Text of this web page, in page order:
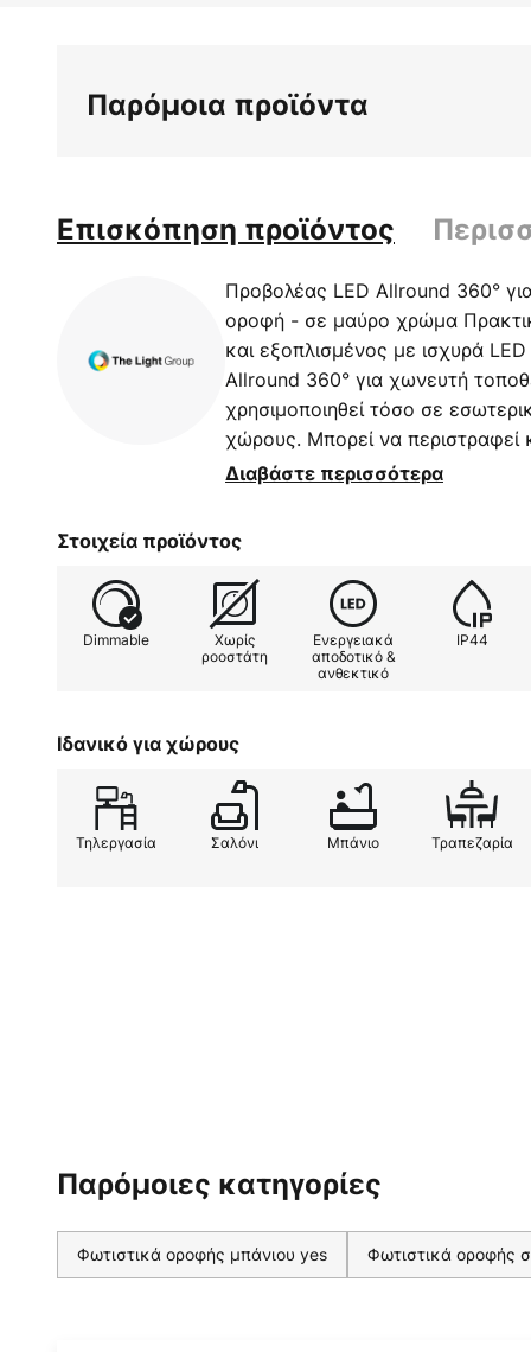
συλλογής
Παρόμοια προϊόντα
Επισκόπηση προϊόντος
Προβολέας LED Allround 360°
οροφή - σε μαύρο χρώμα
και εξοπλισμένος με ισχυρά
Allround 360° για χωνευτή
χρησιμοποιηθεί τόσο σε
χώρους. Μπορεί να περιστραφεί
την ατομική ρύθμιση της
εξοπλισμένο με
δέσμης: 36° - είναι εξοπλισμένο
αυξομείωσης - δυνατότητα
ροοστάτη φάσης πίσω άκρου -
Διαβάστε περισσότερα
Στοιχεία προϊόντος
Dimmable
Χωρίς
ροοστάτη
Ενεργειακά
αποδοτικό &
ανθεκτικό
IP44
Ιδανικό για χώρους
Τηλεργασία Σαλόνι Μπάνιο Τραπεζαρία
Παρόμοιες κατηγορίες
Φωτιστικά οροφής μπάνιου yes Φωτιστικά οροφής